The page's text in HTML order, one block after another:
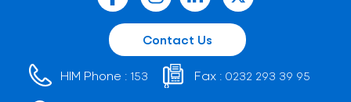
Contact Us
HIM Phone : 153 Fax : 0232 293 39 95